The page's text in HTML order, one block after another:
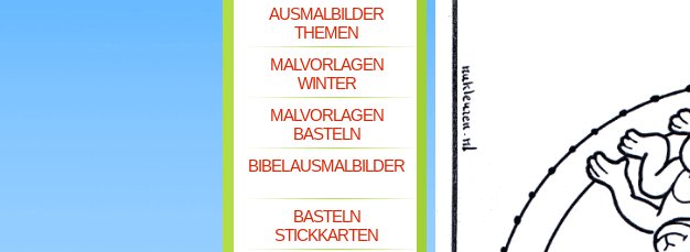
AUSMALBILDER
THEMEN
MALVORLAGEN
WINTER
MALVORLAGEN
BASTELN
BIBEL AUSMALBILDER
BASTELN
STICKKARTEN